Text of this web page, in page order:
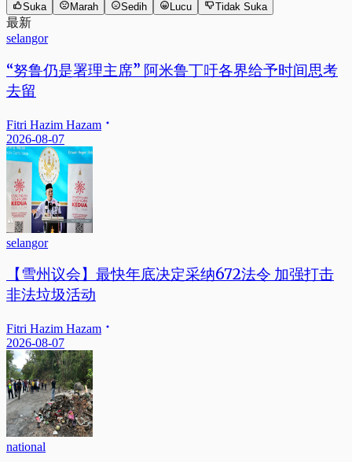
Suka Marah Sedih Lucu Tidak Suka
最新
selangor
“努鲁仍是署理主席” 阿米鲁丁吁各界给予时间思考
去留
Fitri Hazim Hazam
2026-08-07
selangor
【雪州议会】最快年底决定采纳672法令 加强打击
非法垃圾活动
Fitri Hazim Hazam
2026-08-07
national